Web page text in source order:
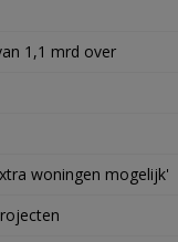
1,1 mrd over
woningen mogelijk'